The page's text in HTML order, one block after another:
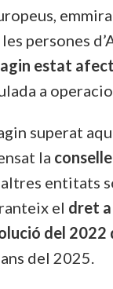
persones
estat
a
superat
la
el dret
del
del 2025.